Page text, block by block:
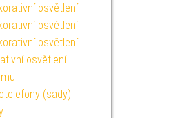
osvětlení
osvětlení
osvětlení
osvětlení
(sady)